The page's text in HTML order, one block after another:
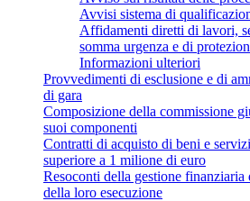
Avvisi sistema di
Affidamenti diretti di lavori,
somma urgenza e di
Informazioni ulteriori
Provvedimenti di esclusione e di
di gara
Composizione della commissione
suoi componenti
Contratti di acquisto di beni e
superiore a 1 milione di euro
Resoconti della gestione
della loro esecuzione